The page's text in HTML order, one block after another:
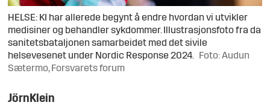
HELSE: KI har allerede begynt å endre hvordan vi utvikler
medisiner og behandler sykdommer. Illustrasjonsfoto fra da
sanitetsbataljonen samarbeidet med det sivile
helsevesenet under Nordic Response 2024.
Foto: Audun
Sætermo, Forsvarets forum
JörnKlein